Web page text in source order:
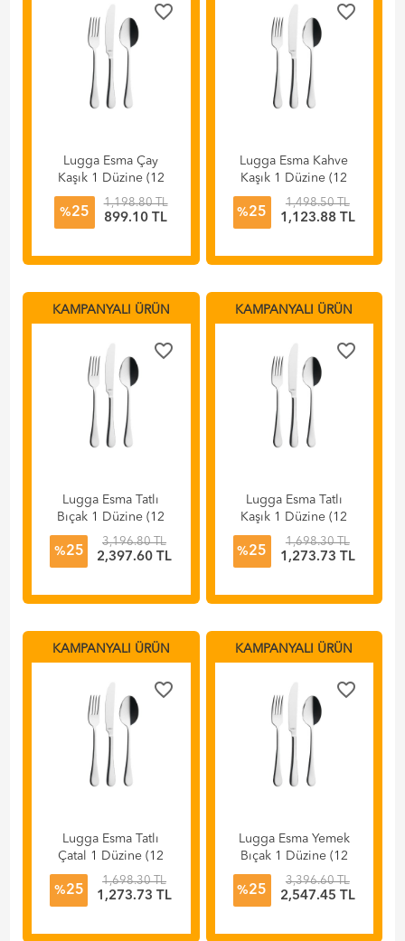
favorite_border
Lugga Esma Çay
Kaşık 1 Düzine (12
Adet)
%25
1,198.80 TL
899.10 TL
favorite_border
Lugga Esma Kahve
Kaşık 1 Düzine (12
Adet)
%25
1,498.50 TL
1,123.88 TL
KAMPANYALI ÜRÜN
favorite_border
Lugga Esma Tatlı
Bıçak 1 Düzine (12
Adet)
%25
3,196.80 TL
2,397.60 TL
KAMPANYALI ÜRÜN
favorite_border
Lugga Esma Tatlı
Kaşık 1 Düzine (12
Adet)
%25
1,698.30 TL
1,273.73 TL
KAMPANYALI ÜRÜN
favorite_border
Lugga Esma Tatlı
Çatal 1 Düzine (12
Adet)
%25
1,698.30 TL
1,273.73 TL
KAMPANYALI ÜRÜN
favorite_border
Lugga Esma Yemek
Bıçak 1 Düzine (12
Adet)
%25
3,396.60 TL
2,547.45 TL